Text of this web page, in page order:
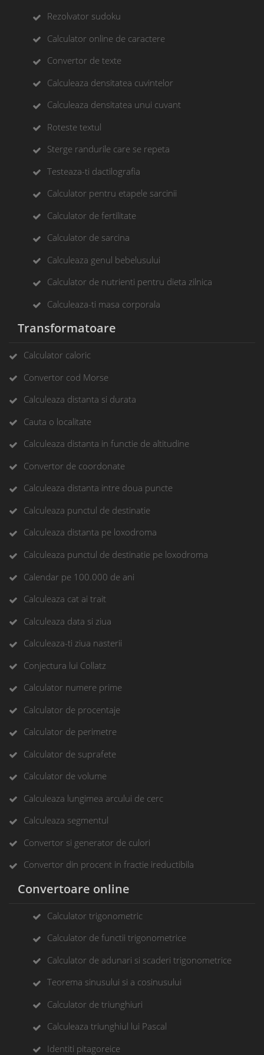
Rezolvator sudoku
Calculator online de caractere
Convertor de texte
Calculeaza densitatea cuvintelor
Calculeaza densitatea unui cuvant
Roteste textul
Sterge randurile care se repeta
Testeaza-ti dactilografia
Calculator pentru etapele sarcinii
Calculator de fertilitate
Calculator de sarcina
Calculeaza genul bebelusului
Calculator de nutrienti pentru dieta zilnica
Calculeaza-ti masa corporala
Transformatoare
Calculator caloric
Convertor cod Morse
Calculeaza distanta si durata
Cauta o localitate
Calculeaza distanta in functie de altitudine
Convertor de coordonate
Calculeaza distanta intre doua puncte
Calculeaza punctul de destinatie
Calculeaza distanta pe loxodroma
Calculeaza punctul de destinatie pe loxodroma
Calendar pe 100.000 de ani
Calculeaza cat ai trait
Calculeaza data si ziua
Calculeaza-ti ziua nasterii
Conjectura lui Collatz
Calculator numere prime
Calculator de procentaje
Calculator de perimetre
Calculator de suprafete
Calculator de volume
Calculeaza lungimea arcului de cerc
Calculeaza segmentul
Convertor si generator de culori
Convertor din procent in fractie ireductibila
Convertoare online
Calculator trigonometric
Calculator de functii trigonometrice
Calculator de adunari si scaderi trigonometrice
Teorema sinusului si a cosinusului
Calculator de triunghiuri
Calculeaza triunghiul lui Pascal
Identiti pitagoreice